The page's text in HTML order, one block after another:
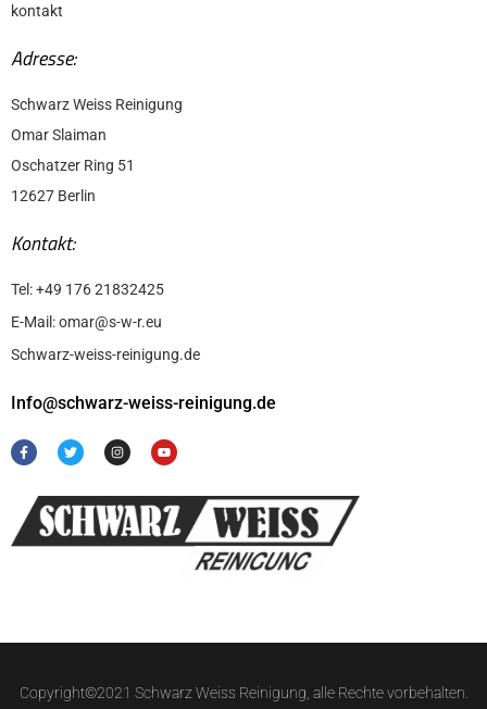
kontakt
Adresse:
Schwarz Weiss Reinigung
Omar Slaiman
Oschatzer Ring 51
12627 Berlin
Kontakt:
Tel: +49 176 21832425
E-Mail: omar@s-w-r.eu
Schwarz-weiss-reinigung.de
Info@schwarz-weiss-reinigung.de
F
a
c
o
o
-
T
w
i
t
e
r
I
n
s
a
g
r
a
m
Y
o
u
u
b
e
Copyright©2021 Schwarz Weiss Reinigung, alle Rechte vorbehalten.